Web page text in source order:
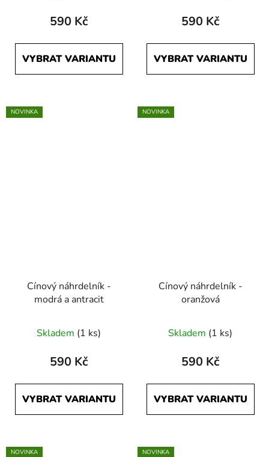
590 Kč
VYBRAT VARIANTU
590 Kč
VYBRAT VARIANTU
NOVINKA
Cínový náhrdelník -
modrá a antracit
Skladem (1 ks)
590 Kč
VYBRAT VARIANTU
NOVINKA
Cínový náhrdelník -
oranžová
Skladem (1 ks)
590 Kč
VYBRAT VARIANTU
NOVINKA NOVINKA